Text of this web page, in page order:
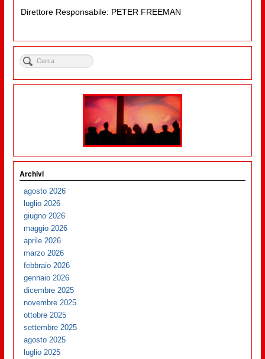
Direttore Responsabile: PETER FREEMAN
Archivi
agosto 2026
luglio 2026
giugno 2026
maggio 2026
aprile 2026
marzo 2026
febbraio 2026
gennaio 2026
dicembre 2025
novembre 2025
ottobre 2025
settembre 2025
agosto 2025
luglio 2025